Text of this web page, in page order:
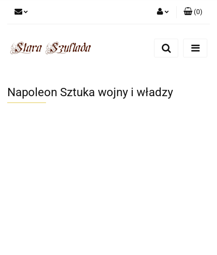
Zarejestruj się
(0)
Napoleon Sztuka wojny i władzy